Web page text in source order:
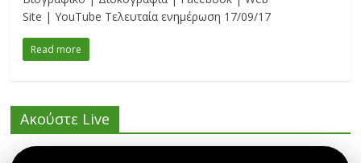
Site | YouTube Τελευταία ενημέρωση 17/09/17
Read more
Ακούστε Live